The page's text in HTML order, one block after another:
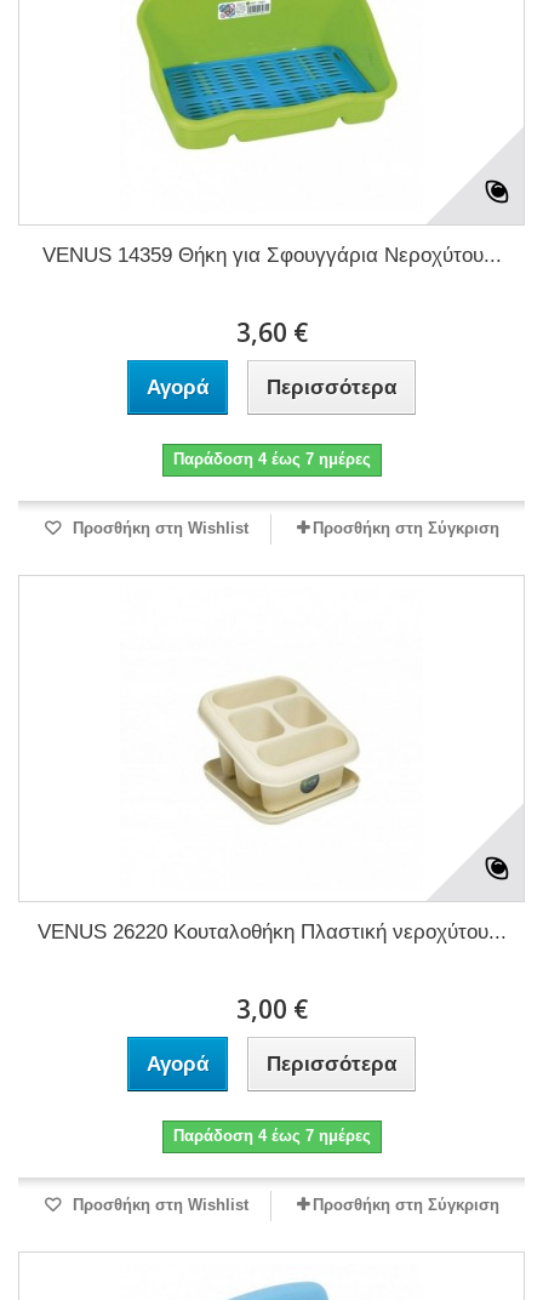
VENUS 14359 Θήκη για Σφουγγάρια Νεροχύτου...
3,60 €
Αγορά Περισσότερα
Παράδοση 4 έως 7 ημέρες
Προσθήκη στη Wishlist Προσθήκη στη Σύγκριση
VENUS 26220 Κουταλοθήκη Πλαστική νεροχύτου...
3,00 €
Αγορά Περισσότερα
Παράδοση 4 έως 7 ημέρες
Προσθήκη στη Wishlist Προσθήκη στη Σύγκριση